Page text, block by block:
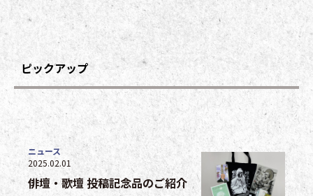
ピックアップ
俳壇・歌壇 投稿記念品のご紹介
ニュース
2025.02.01